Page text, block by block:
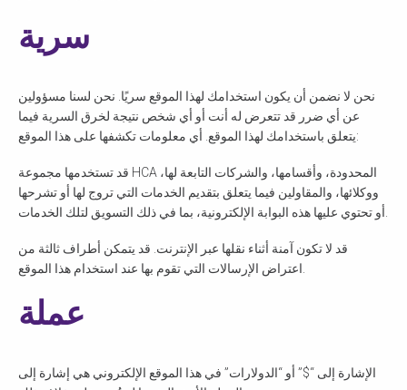
سرية
نحن لا نضمن أن يكون استخدامك لهذا الموقع سريًا. نحن لسنا مسؤولين
عن أي ضرر قد تتعرض له أنت أو أي شخص نتيجة لخرق السرية فيما
يتعلق باستخدامك لهذا الموقع. أي معلومات تكشفها على هذا الموقع:
قد تستخدمها مجموعة HCA المحدودة، وأقسامها، والشركات التابعة لها،
ووكلائها، والمقاولين فيما يتعلق بتقديم الخدمات التي تروج لها أو تشرحها
قد لا تكون آمنة أثناء نقلها عبر الإنترنت. قد يتمكن أطراف ثالثة من
عملة
الإشارة إلى “$” أو “الدولارات” في هذا الموقع الإلكتروني هي إشارة إلى